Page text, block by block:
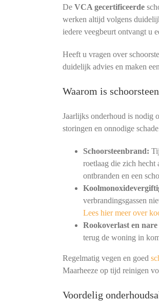
De VCA gecertificeerde
werken altijd volgens
iedere veegbeurt ontvangt u
Heeft u vragen over
duidelijk advies en maken
Waarom is
Jaarlijks onderhoud is nodig
storingen en onnodige
Schoorsteenbrand:
roetlaag die zich
ontbranden en een
verbrandingsgassen
Lees hier meer over
Rookoverlast en
terug de woning in
Regelmatig vegen en goed
Maarheeze op tijd reinigen
Voordelig